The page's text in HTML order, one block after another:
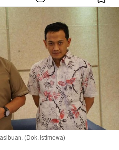
(Dok. Istimewa)